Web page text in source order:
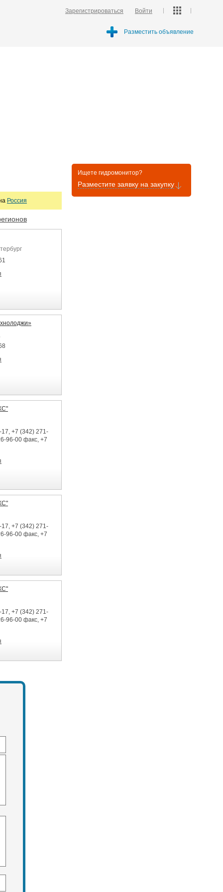
Зарегистрироваться Войти
Разместить объявление
Россия
+7 (342) 271-
96-00 факс, +7
+7 (342) 271-
96-00 факс, +7
+7 (342) 271-
96-00 факс, +7
Ищете гидромонитор?
Разместите заявку на закупку